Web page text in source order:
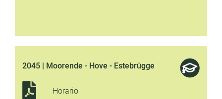
2045 | Moorende - Hove - Estebrügge
Horario